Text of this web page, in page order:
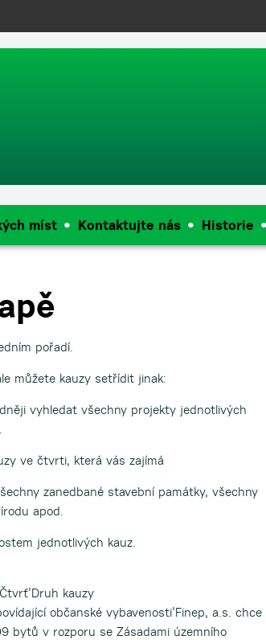
new Date()); gtag('config', 'UA-
míst Kontaktujte nás Historie
pořadí.
můžete kauzy setřídit jinak:
vyhledat všechny projekty jednotlivých
ve čtvrti, která vás zajímá
zanedbané stavební památky, všechny
apod.
jednotlivých kauz.
kauzy
občanské vybavenosti’Finep, a.s. chce
bytů v rozporu se Zásadami územního